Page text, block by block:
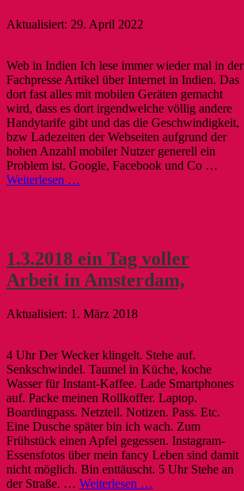
29. April 2022
Web in Indien Ich lese immer wieder mal in der
Fachpresse Artikel über Internet in Indien. Das
dort fast alles mit mobilen Geräten gemacht
wird, dass es dort irgendwelche völlig andere
Handytarife gibt und das die Geschwindigkeit,
bzw Ladezeiten der Webseiten aufgrund der
hohen Anzahl mobiler Nutzer generell ein
Problem ist. Google, Facebook und Co …
Weiterlesen …
1.3.2018 ein Tag voller
Arbeit in Amsterdam,
1. März 2018
4 Uhr Der Wecker klingelt. Stehe auf.
Senkschwindel. Taumel in Küche, koche
Wasser für Instant-Kaffee. Lade Smartphones
auf. Packe meinen Rollkoffer. Laptop.
Boardingpass. Netzteil. Notizen. Pass. Etc.
Eine Dusche später bin ich wach. Zum
Frühstück einen Apfel gegessen. Instagram-
Essensfotos über mein fancy Leben sind damit
nicht möglich. Bin enttäuscht. 5 Uhr Stehe an
der Straße. … Weiterlesen …